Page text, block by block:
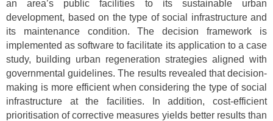
an area’s public facilities to its sustainable urban
development, based on the type of social infrastructure and
its maintenance condition. The decision framework is
implemented as software to facilitate its application to a case
study, building urban regeneration strategies aligned with
governmental guidelines. The results revealed that decision-
making is more efficient when considering the type of social
infrastructure at the facilities. In addition, cost-efficient
prioritisation of corrective measures yields better results than